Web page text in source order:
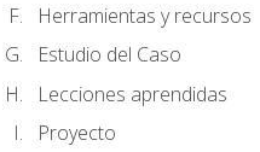
Herramientas y recursos
Estudio del Caso
Lecciones aprendidas
Proyecto